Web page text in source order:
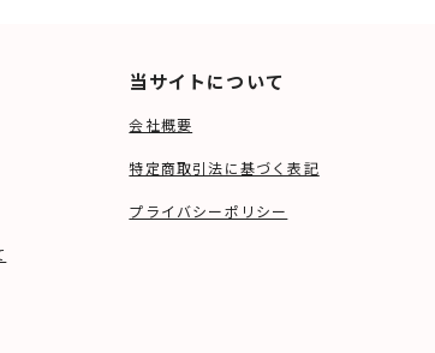
当サイトについて
会社概要
特定商取引法に基づく表記
プライバシーポリシー